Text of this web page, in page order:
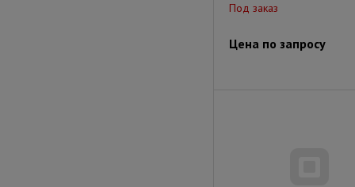
Под заказ
Цена по запросу